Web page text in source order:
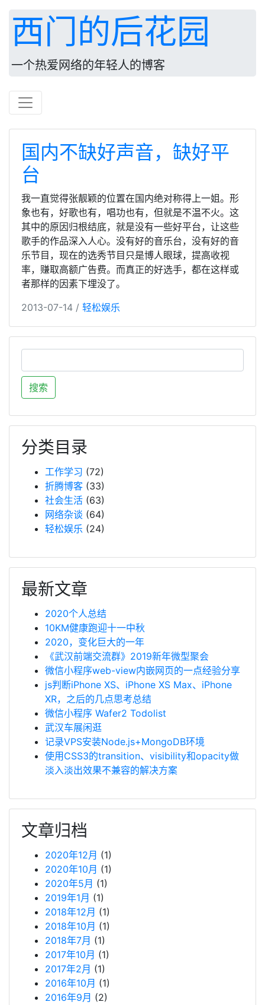
西门的后花园
一个热爱网络的年轻人的博客
国内不缺好声音，缺好平
台
我一直觉得张靓颖的位置在国内绝对称得上一姐。形
象也有，好歌也有，唱功也有，但就是不温不火。这
其中的原因归根结底，就是没有一些好平台，让这些
歌手的作品深入人心。没有好的音乐台，没有好的音
乐节目，现在的选秀节目只是博人眼球，提高收视
率，赚取高额广告费。而真正的好选手，都在这样或
者那样的因素下埋没了。
2013-07-14 / 轻松娱乐
分类目录
工作学习 (72)
折腾博客 (33)
社会生活 (63)
网络杂谈 (64)
轻松娱乐 (24)
最新文章
2020个人总结
10KM健康跑迎十一中秋
2020，变化巨大的一年
《武汉前端交流群》2019新年微型聚会
微信小程序web-view内嵌网页的一点经验分享
js判断iPhone XS、iPhone XS Max、iPhone
XR，之后的几点思考总结
微信小程序 Wafer2 Todolist
武汉车展闲逛
记录VPS安装Node.js+MongoDB环境
使用CSS3的transition、visibility和opacity做
淡入淡出效果不兼容的解决方案
文章归档
2020年12月 (1)
2020年10月 (1)
2020年5月 (1)
2019年1月 (1)
2018年12月 (1)
2018年10月 (1)
2018年7月 (1)
2017年10月 (1)
2017年2月 (1)
2016年10月 (1)
2016年9月 (2)